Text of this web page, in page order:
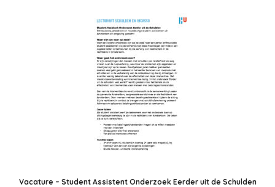
Vacature – Student Assistent Onderzoek Eerder uit de Schulden